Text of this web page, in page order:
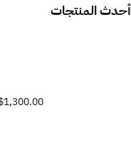
أحدث المنتجات